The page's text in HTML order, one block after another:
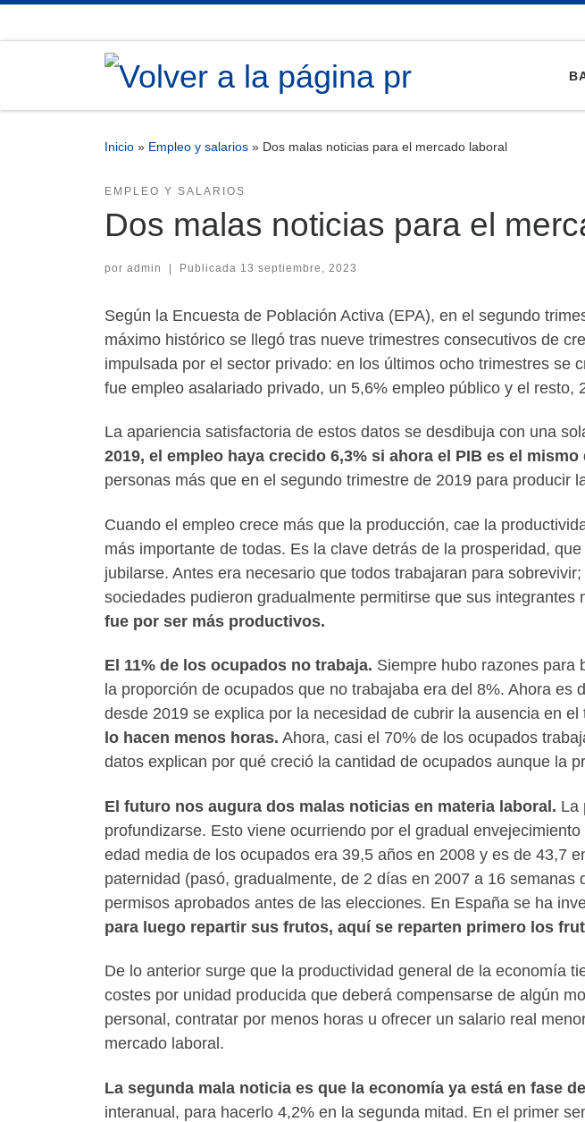
Inicio » Empleo y salarios » Dos malas noticias para el mercado laboral
EMPLEO Y SALARIOS
Dos malas noticias para el
por admin | Publicada 13 septiembre, 2023
Según la Encuesta de Población Activa (EPA), en el segundo
máximo histórico se llegó tras nueve trimestres consecutivos de
impulsada por el sector privado: en los últimos ocho trimestres
fue empleo asalariado privado, un 5,6% empleo público y el resto,
La apariencia satisfactoria de estos datos se desdibuja con una
2019, el empleo haya crecido 6,3% si ahora el PIB es el mismo
personas más que en el segundo trimestre de 2019 para producir
Cuando el empleo crece más que la producción, cae la
más importante de todas. Es la clave detrás de la prosperidad,
jubilarse. Antes era necesario que todos trabajaran para
sociedades pudieron gradualmente permitirse que sus integrantes
fue por ser más productivos.
El 11% de los ocupados no trabaja. Siempre hubo razones para
la proporción de ocupados que no trabajaba era del 8%. Ahora
desde 2019 se explica por la necesidad de cubrir la ausencia en el
lo hacen menos horas. Ahora, casi el 70% de los ocupados
datos explican por qué creció la cantidad de ocupados aunque la
El futuro nos augura dos malas noticias en materia laboral. La
profundizarse. Esto viene ocurriendo por el gradual
edad media de los ocupados era 39,5 años en 2008 y es de 43,7
paternidad (pasó, gradualmente, de 2 días en 2007 a 16
permisos aprobados antes de las elecciones. En España se ha
para luego repartir sus frutos, aquí se reparten primero los
De lo anterior surge que la productividad general de la economía
costes por unidad producida que deberá compensarse de algún
personal, contratar por menos horas u ofrecer un salario real
mercado laboral.
La segunda mala noticia es que la economía ya está en fase
interanual, para hacerlo 4,2% en la segunda mitad. En el primer